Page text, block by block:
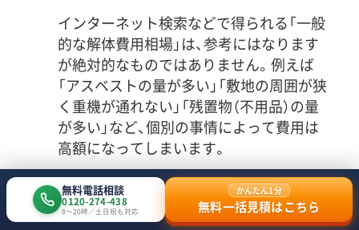
インターネット検索などで得られる「一般
的な解体費用相場」は、参考にはなります
が絶対的なものではありません。例えば
「アスベストの量が多い」「敷地の周囲が狭
く重機が通れない」「残置物（不用品）の量
が多い」など、個別の事情によって費用は
高額になってしまいます。
あなたの解体現場の適正価格を見極める
には、複数の業者から見積もりを取って比
較することが大切です。その中で著しく高
無料電話相談
0120-274-438
8〜20時／土日祝も対応
かんたん1分
無料一括見積はこちら